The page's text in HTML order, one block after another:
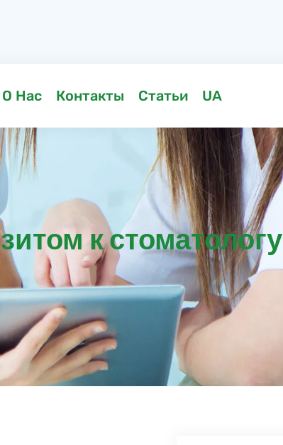
О Нас Контакты Статьи UA
к стоматологу